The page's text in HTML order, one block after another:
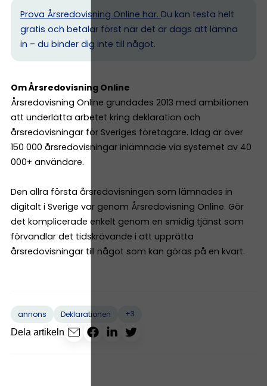
Prova Årsredovisning Online här. Du kan testa helt
gratis och betalar först när det är dags att lämna
in – du binder dig inte till något.
Om Årsredovisning Online
Årsredovisning Online grundades 2013 med ambitionen
att underlätta arbetet kring deklaration och
årsredovisningar för Sveriges företagare. Idag är över
150 000 årsredovisningar inlämnade via systemet av 40
000+ användare.
Den allra första årsredovisningen som lämnades in
digitalt i Sverige var genom Årsredovisning Online. Gör
det komplicerade enkelt genom en smidig tjänst som
förvandlar det tidskrävande i att upprätta
årsredovisningar till något som kan göras på en kvart.
annons Deklarationen
+3
Dela artikeln